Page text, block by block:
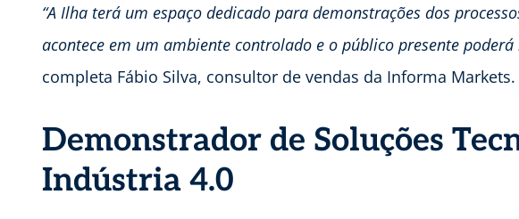
“A Ilha terá um espaço dedicado para demonstrações dos
acontece em um ambiente controlado e o público presente
completa Fábio Silva, consultor de vendas da Informa Markets.
Demonstrador de Soluções
Indústria 4.0